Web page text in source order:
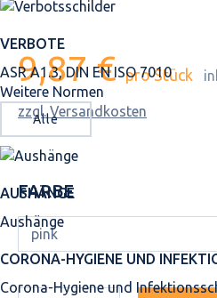
VERBOTE
ASR A1.3, DIN EN ISO 7010
Weitere Normen
Alle
AUSHÄNGE
Aushänge
CORONA-HYGIENE UND
Corona-Hygiene und
9,87 € pro Stück
zzgl. Versandkosten
FARBE